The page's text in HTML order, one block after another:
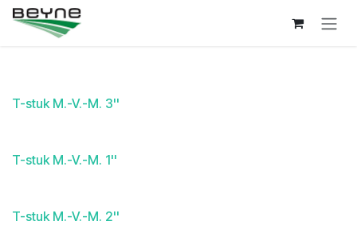
Overslaan naar inhoud
T-stuk M.-V.-M. 3''
T-stuk M.-V.-M. 1''
T-stuk M.-V.-M. 2''